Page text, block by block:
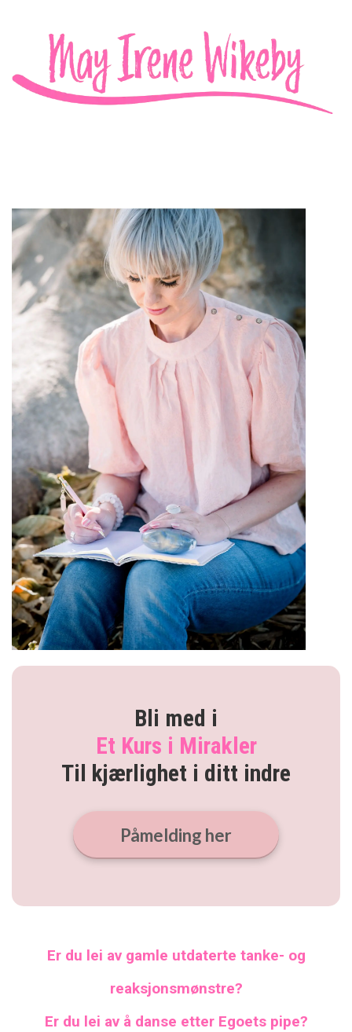
Bli med i
Et Kurs i Mirakler
Til kjærlighet i ditt indre
Påmelding her
Er du lei av gamle utdaterte tanke- og
reaksjonsmønstre?
Er du lei av å danse etter Egoets pipe?